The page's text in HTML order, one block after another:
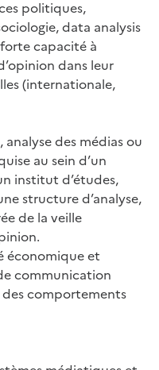
politiques,
data analysis
capacité à
dans leur
(internationale,
des médias ou
au sein d’un
institut d’études,
structure d’analyse,
de la veille
économique et
communication
comportements